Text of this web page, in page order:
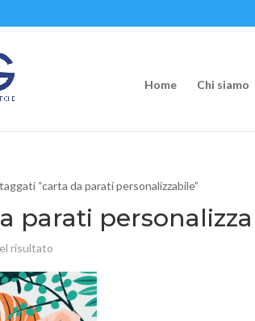
Home Chi siamo
“carta da parati personalizzabile”
parati
risultato